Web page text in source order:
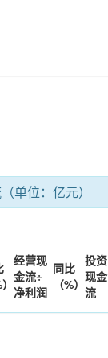
单位：亿元）
经营现
金流÷
净利润
同比
（%）
投资
现金
流